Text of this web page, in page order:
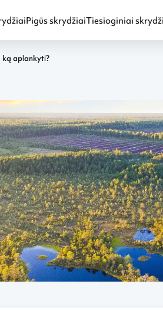
Pigūs skrydžiaiTiesioginiai
ką aplankyti?